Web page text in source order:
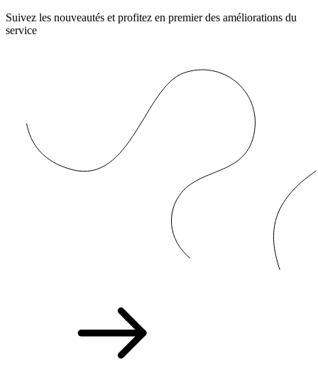
Suivez les nouveautés et profitez en premier des améliorations du
service